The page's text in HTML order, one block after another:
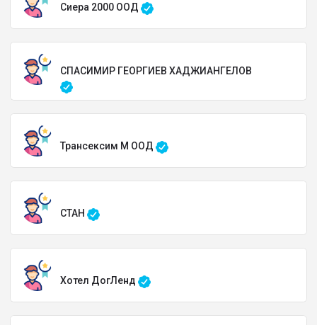
Сиера 2000 ООД
СПАСИМИР ГЕОРГИЕВ ХАДЖИАНГЕЛОВ
Трансексим М ООД
СТАН
Хотел ДогЛенд